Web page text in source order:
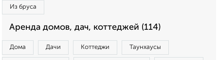
Из бруса
Аренда домов, дач, коттеджей (114)
Дома Дачи Коттеджи Таунхаусы